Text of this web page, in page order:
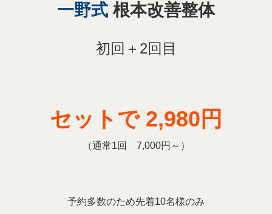
一野式 根本改善整体
初回＋2回目
セットで 2,980円
（通常1回 7,000円～）
予約多数のため先着10名様のみ